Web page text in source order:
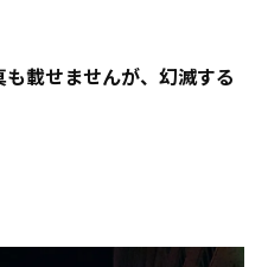
載せませんが、幻滅する